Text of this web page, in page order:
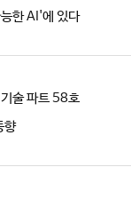
한 AI'에 있다
술 파트 58호
향